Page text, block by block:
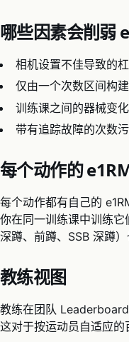
哪些因素会削弱
相机设置不佳导致的
仅由一个次数区间构建
训练课之间的器械变化
带有追踪故障的次数污
每个动作的
每个动作都有自己的
你在同一训练课中训练
深蹲、前蹲、SSB 深蹲）
教练视图
教练在团队 Leaderboard
这对于按运动员自适应的